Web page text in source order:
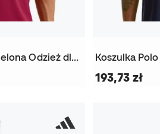
Koszulka Polo FC Barcelona Odzież dla fanów 2026-2027
193,73 zł